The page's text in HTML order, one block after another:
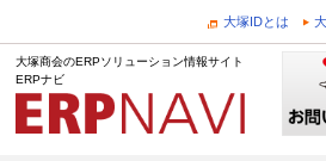
大塚IDとは
大塚商会のERPソリューション情報サイト
ERPナビ